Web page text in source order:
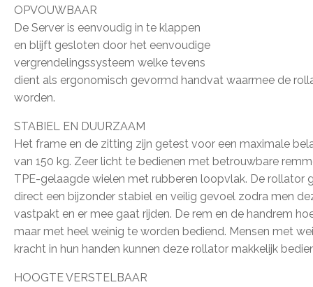
OPVOUWBAAR
De Server is eenvoudig in te klappen
en blijft gesloten door het eenvoudige
vergrendelingssysteem welke tevens
dient als ergonomisch gevormd handvat waarmee de
worden.
STABIEL EN DUURZAAM
Het frame en de zitting zijn getest voor een maximale
van 150 kg. Zeer licht te bedienen met betrouwbare
TPE-gelaagde wielen met rubberen loopvlak. De rollator
direct een bijzonder stabiel en veilig gevoel zodra men
vastpakt en er mee gaat rijden. De rem en de handrem
maar met heel weinig te worden bediend. Mensen met
kracht in hun handen kunnen deze rollator makkelijk
HOOGTE VERSTELBAAR